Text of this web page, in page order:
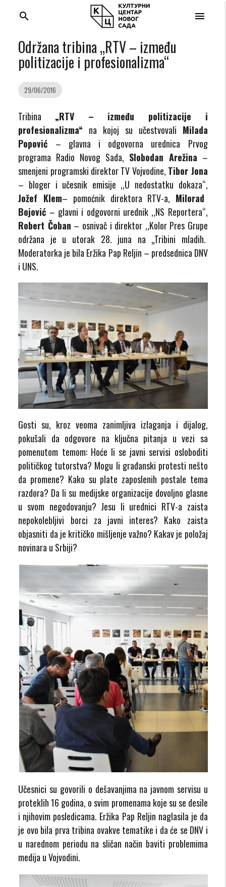
menu
search
Održana tribina „RTV – između
politizacije i profesionalizma“
29/06/2016
Tribina „RTV – između politizacije i
profesionalizma“ na kojoj su učestvovali Milada
Popović – glavna i odgovorna urednica Prvog
programa Radio Novog Sada, Slobodan Arežina –
smenjeni programski direktor TV Vojvodine, Tibor Jona
– bloger i učesnik emisije ,,U nedostatku dokaza“,
Jožef Klem– pomoćnik direktora RTV-a, Milorad
Bojović – glavni i odgovorni urednik ,,NS Reportera“,
Robert Čoban – osnivač i direktor ,,Kolor Pres Grupe
održana je u utorak 28. juna na „Tribini mladih.
Moderatorka je bila Eržika Pap Reljin – predsednica DNV
i UNS.
Gosti su, kroz veoma zanimljiva izlaganja i dijalog,
pokušali da odgovore na ključna pitanja u vezi sa
pomenutom temom: Hoće li se javni servisi osloboditi
političkog tutorstva? Mogu li građanski protesti nešto
da promene? Kako su plate zaposlenih postale tema
razdora? Da li su medijske organizacije dovoljno glasne
u svom negodovanju? Jesu li urednici RTV-a zaista
nepokolebljivi borci za javni interes? Kako zaista
objasniti da je kritičko mišljenje važno? Kakav je položaj
novinara u Srbiji?
Učesnici su govorili o dešavanjima na javnom servisu u
proteklih 16 godina, o svim promenama koje su se desile
i njihovim posledicama. Eržika Pap Reljin naglasila je da
je ovo bila prva tribina ovakve tematike i da će se DNV i
u narednom periodu na sličan način baviti problemima
medija u Vojvodini.